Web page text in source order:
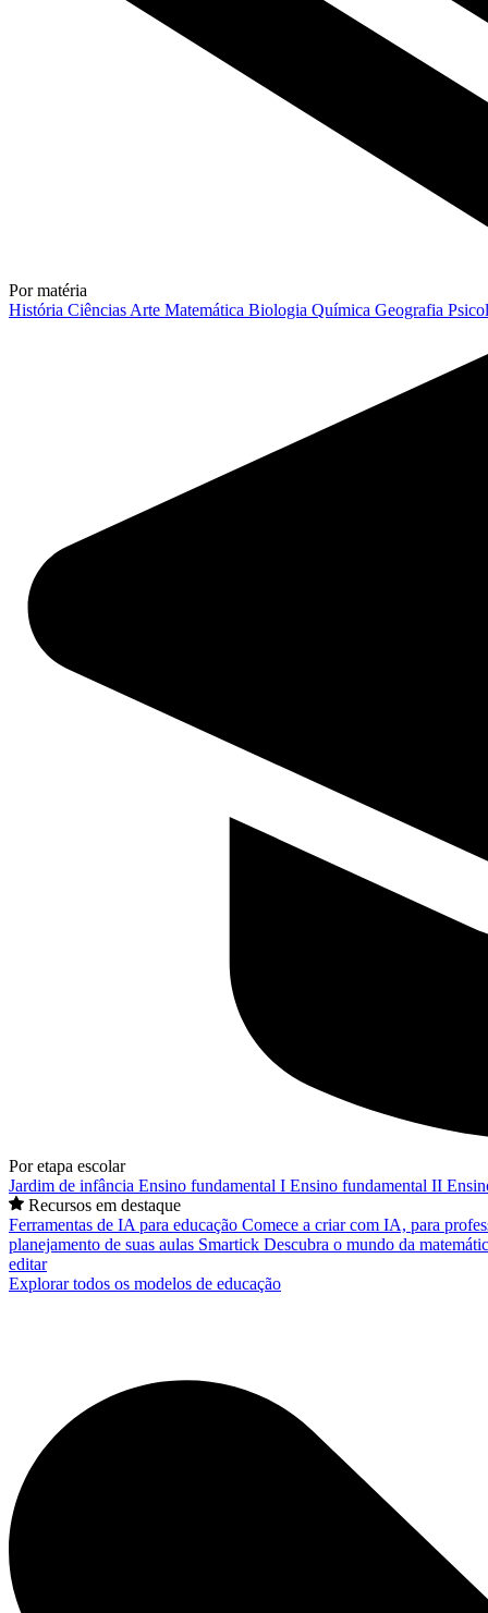
Por matéria
História Ciências Arte Matemática Biologia Química Geografia
Por etapa escolar
Jardim de infância Ensino fundamental I Ensino fundamental II
Recursos em destaque
Ferramentas de IA para educação Comece a criar com IA, para
planejamento de suas aulas Smartick Descubra o mundo da
editar
Explorar todos os modelos de educação